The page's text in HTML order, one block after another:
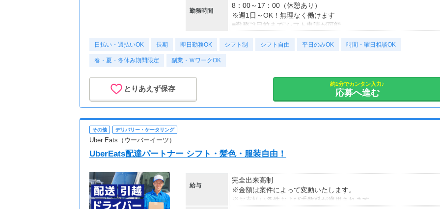
■交通誘導2級以上の資格をお持ちの方は
日給1万4,500円
（一律交通費1,000円含む）
※70歳以上は日給マイナス1,000円
■65歳～69歳迄では他の年代と同じ現場でも
安全面・体力面の考慮により比較的低負荷の業務、
70歳以降では低負荷業務や季節により
月収29万円可能
勤務時間
8：00～17：00（休憩あり）
※週1日～OK！無理なく働けます
■勤務”3日前まで”シフト申請が可能
～勤務日数のご相談もお気軽に！～
日払い・週払いOK 長期 即日勤務OK シフト制 シフト自由 平日のみOK 時間・曜日相談OK
春・夏・冬休み期間限定 副業・ＷワークOK
とりあえず保存
約1分でカンタン入力♪
応募へ進む
その他 デリバリー・ケータリング
Uber Eats（ウーバーイーツ）
UberEats配達パートナー シフト・髪色・服装自由！
給与
完全出来高制
※金額は案件によって変動いたします。
※お支払い条件および手数料が適用されます